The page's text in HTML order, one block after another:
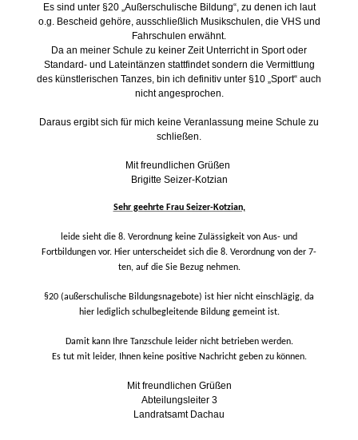
Es sind unter §20 „Außerschulische Bildung“, zu denen ich laut
o.g. Bescheid gehöre, ausschließlich Musikschulen, die VHS und
Fahrschulen erwähnt.
Da an meiner Schule zu keiner Zeit Unterricht in Sport oder
Standard- und Lateintänzen stattfindet sondern die Vermittlung
des künstlerischen Tanzes, bin ich definitiv unter §10 „Sport“ auch
nicht angesprochen.
Daraus ergibt sich für mich keine Veranlassung meine Schule zu
schließen.
Mit freundlichen Grüßen
Brigitte Seizer-Kotzian
Sehr geehrte Frau Seizer-Kotzian,
leide sieht die 8. Verordnung keine Zulässigkeit von Aus- und
Fortbildungen vor. Hier unterscheidet sich die 8. Verordnung von der 7-
ten, auf die Sie Bezug nehmen.
§20 (außerschulische Bildungsnagebote) ist hier nicht einschlägig, da
hier lediglich schulbegleitende Bildung gemeint ist.
Damit kann Ihre Tanzschule leider nicht betrieben werden.
Es tut mit leider, Ihnen keine positive Nachricht geben zu können.
Mit freundlichen Grüßen
Abteilungsleiter 3
Landratsamt Dachau